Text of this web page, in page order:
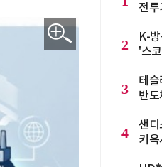
전
2
K-
'스
3
테슬
반도
4
샌디
키